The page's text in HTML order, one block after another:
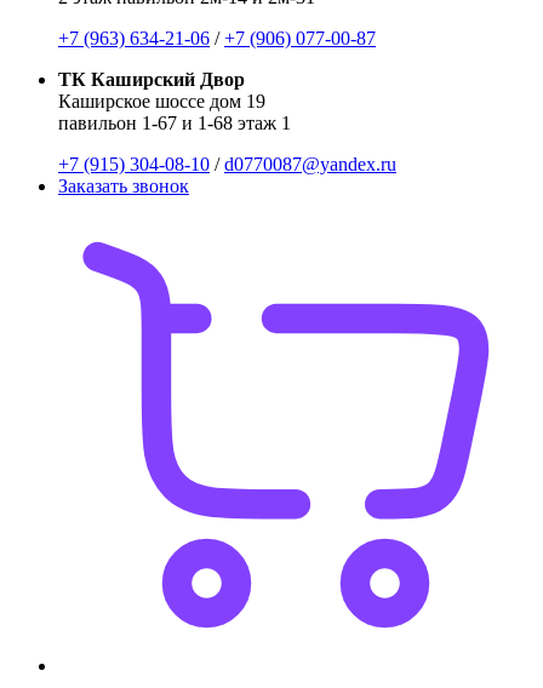
+7 (963) 634-21-06 /+7 (906) 077-00-87
ТК Каширский Двор
Каширское шоссе дом 19
павильон 1-67 и 1-68 этаж 1
+7 (915) 304-08-10 /d0770087@yandex.ru
Заказать звонок